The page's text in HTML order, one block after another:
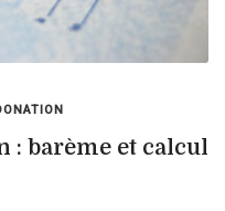
: barème et calcul